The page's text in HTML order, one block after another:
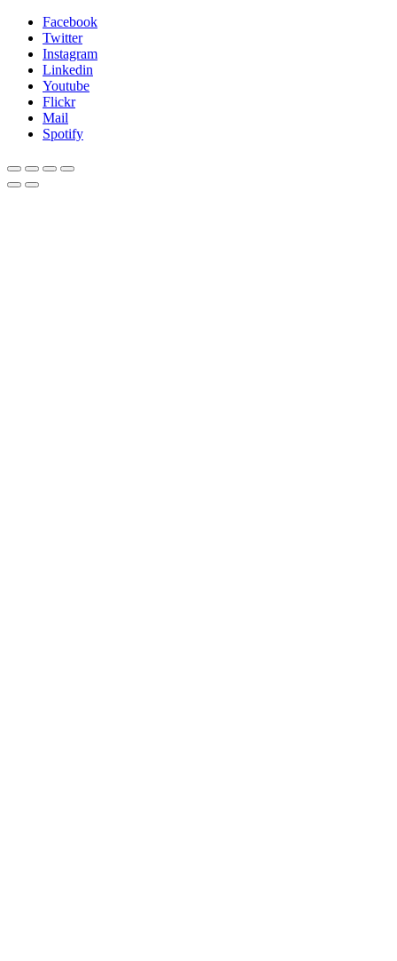
Facebook
Twitter
Instagram
Linkedin
Youtube
Flickr
Mail
Spotify